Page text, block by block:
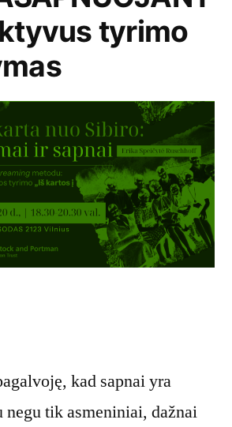
tyrimo
kad sapnai yra
negu tik asmeniniai, dažnai